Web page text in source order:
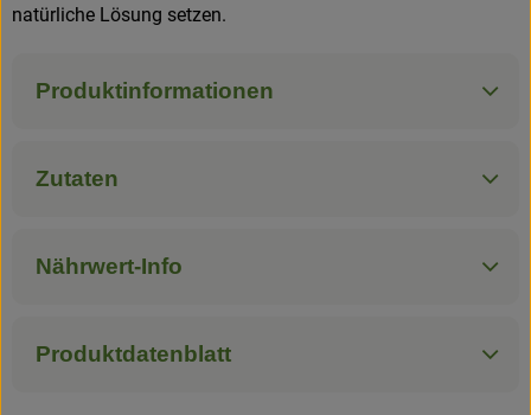
natürliche Lösung setzen.
Produktinformationen
Zutaten
Nährwert-Info
Produktdatenblatt